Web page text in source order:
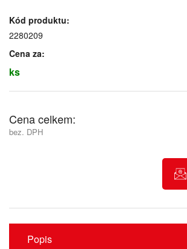
Kód produktu:
2280209
Cena za:
ks
Cena celkem:
bez. DPH
Popis